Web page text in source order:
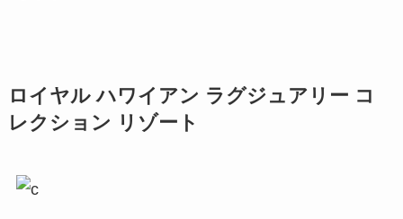
ロイヤル ハワイアン ラグジュアリー コ
レクション リゾート